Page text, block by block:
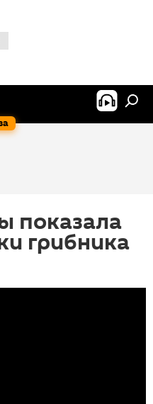
показала
грибника